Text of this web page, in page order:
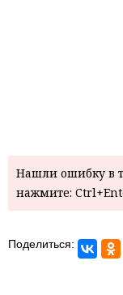
Нашли ошибку в
нажмите:
Поделиться: